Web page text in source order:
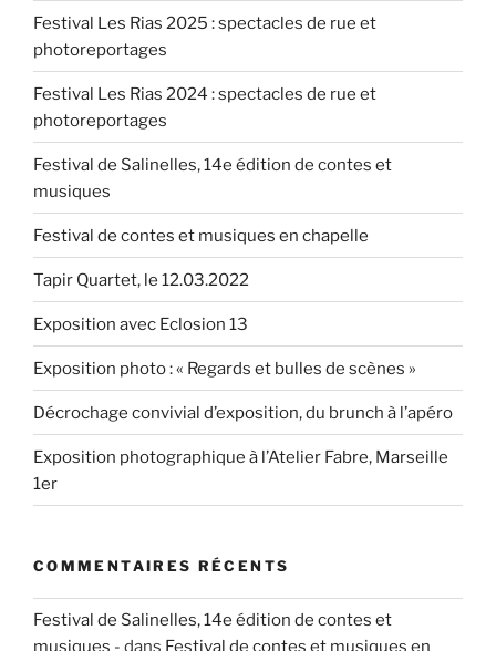
des
groupes
vivre
belles
rencontres » »
Festival Les Rias 2025 : spectacles de rue et
photoreportages
Festival Les Rias 2024 : spectacles de rue et
photoreportages
Festival de Salinelles, 14e édition de contes et
musiques
Festival de contes et musiques en chapelle
Tapir Quartet, le 12.03.2022
Exposition avec Eclosion 13
Exposition photo : « Regards et bulles de scènes »
Décrochage convivial d’exposition, du brunch à l’apéro
Exposition photographique à l’Atelier Fabre, Marseille
1er
COMMENTAIRES RÉCENTS
Festival de Salinelles, 14e édition de contes et
musiques - dans Festival de contes et musiques en